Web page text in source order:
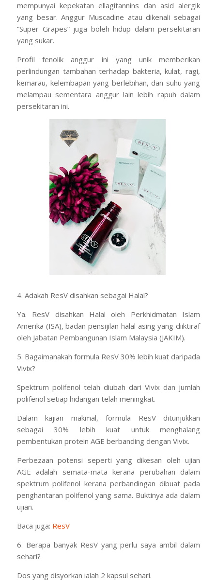
mempunyai kepekatan ellagitannins dan asid alergik
yang besar. Anggur Muscadine atau dikenali sebagai
“Super Grapes” juga boleh hidup dalam persekitaran
yang sukar.
Profil fenolik anggur ini yang unik memberikan
perlindungan tambahan terhadap bakteria, kulat, ragi,
kemarau, kelembapan yang berlebihan, dan suhu yang
melampau sementara anggur lain lebih rapuh dalam
persekitaran ini.
4. Adakah ResV disahkan sebagai Halal?
Ya. ResV disahkan Halal oleh Perkhidmatan Islam
Amerika (ISA), badan pensijilan halal asing yang diiktiraf
oleh Jabatan Pembangunan Islam Malaysia (JAKIM).
5. Bagaimanakah formula ResV 30% lebih kuat daripada
Vivix?
Spektrum polifenol telah diubah dari Vivix dan jumlah
polifenol setiap hidangan telah meningkat.
Dalam kajian makmal, formula ResV ditunjukkan
sebagai 30% lebih kuat untuk menghalang
pembentukan protein AGE berbanding dengan Vivix.
Perbezaan potensi seperti yang dikesan oleh ujian
AGE adalah semata-mata kerana perubahan dalam
spektrum polifenol kerana perbandingan dibuat pada
penghantaran polifenol yang sama. Buktinya ada dalam
ujian.
Baca juga: ResV
6. Berapa banyak ResV yang perlu saya ambil dalam
sehari?
Dos yang disyorkan ialah 2 kapsul sehari.